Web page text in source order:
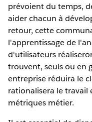
prévoient du temps,
aider chacun à
retour, cette
l'apprentissage de
d'utilisateurs
trouvent, seuls ou en
entreprise réduira le
rationalisera le travail
métriques métier.